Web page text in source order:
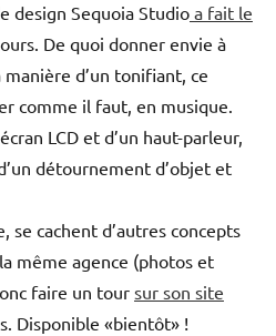
design Sequoia Studio a fait le
De quoi donner envie à
d’un tonifiant, ce
comme il faut, en musique.
LCD et d’un haut-parleur,
détournement d’objet et
se cachent d’autres concepts
même agence (photos et
faire un tour sur son site
Disponible «bientôt» !